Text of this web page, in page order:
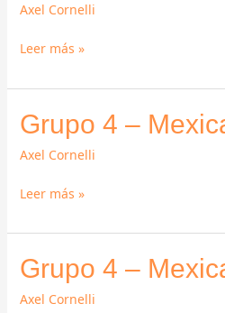
Axel Cornelli
–
–
Leer más »
Grupo 4 –
Axel Cornelli
Grupo
4
–
–
Leer más »
Grupo 4 –
Axel Cornelli
Grupo
4
–